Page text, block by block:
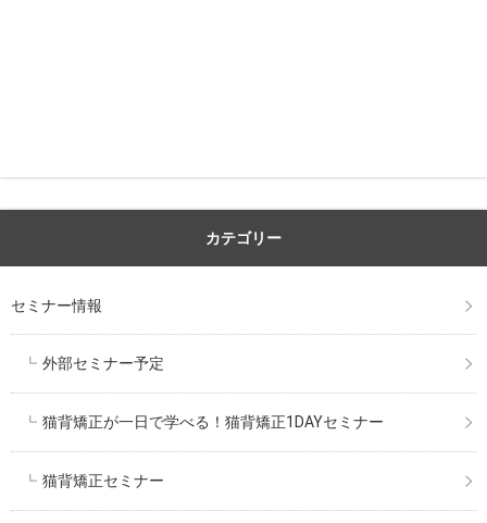
カテゴリー
セミナー情報
外部セミナー予定
猫背矯正が一日で学べる！猫背矯正1DAYセミナー
猫背矯正セミナー